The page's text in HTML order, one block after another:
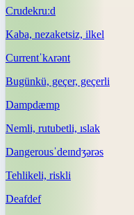
Crudekruːd
Kaba, nezaketsiz, ilkel
Currentˈkʌrənt
Bugünkü, geçer, geçerli
Dampdæmp
Nemli, rutubetli, ıslak
Dangerousˈdeɪndʒərəs
Tehlikeli, riskli
Deafdef